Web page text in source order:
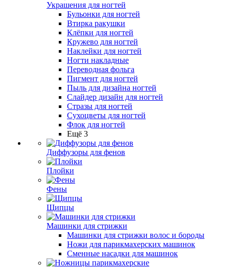
Украшения для ногтей
Бульонки для ногтей
Втирка ракушки
Клёпки для ногтей
Кружево для ногтей
Наклейки для ногтей
Ногти накладные
Переводная фольга
Пигмент для ногтей
Пыль для дизайна ногтей
Слайдер дизайн для ногтей
Стразы для ногтей
Сухоцветы для ногтей
Флок для ногтей
Ещё 3
Диффузоры для фенов
Плойки
Фены
Щипцы
Машинки для стрижки
Машинки для стрижки волос и бороды
Ножи для парикмахерских машинок
Сменные насадки для машинок